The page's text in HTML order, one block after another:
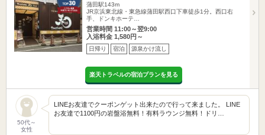
蒲田駅143m
JR京浜東北線・東急線蒲田駅西口下車徒歩1分。西口右
手、ドンキホーテ…
営業時間 11:00～翌9:00
入浴料金 1,580円～
日帰り 宿泊 源泉かけ流し
楽天トラベルの宿泊プランを見る
50代～
女性
LINEお友達でクーポンゲット出来たので行って来ました。 LINE
お友達で1100円の岩盤浴無料！有料ラウンジ無料！ドリ…